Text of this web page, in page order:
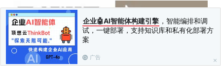
企业🤖AI智能体构建引擎 ，智能编排和调
试，一键部署，支持知识库和私有化部署方
案
广告